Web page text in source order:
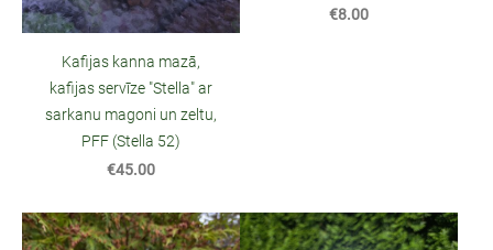
Kafijas kanna mazā,
kafijas servīze "Stella" ar
sarkanu magoni un zeltu,
PFF (Stella 52)
€45.00
€8.00